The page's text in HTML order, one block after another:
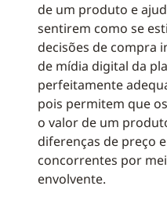
de um produto e
sentirem como se
decisões de compra
de mídia digital da
perfeitamente
pois permitem que
o valor de um
diferenças de preço
concorrentes por
envolvente.